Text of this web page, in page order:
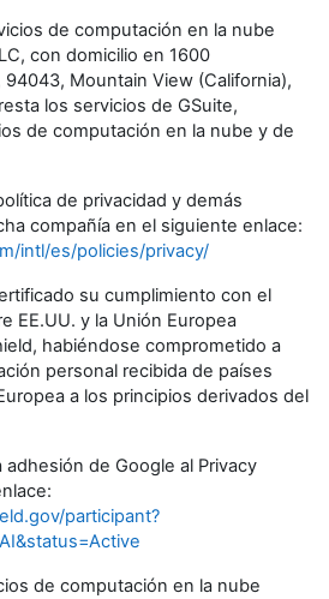
de computación en la nube
con domicilio en 1600
Mountain View (California),
los servicios de GSuite,
de computación en la nube y de
de privacidad y demás
compañía en el siguiente enlace:
intl/es/policies/privacy/
su cumplimiento con el
EE.UU. y la Unión Europea
habiéndose comprometido a
personal recibida de países
a los principios derivados del
de Google al Privacy
participant?
de computación en la nube